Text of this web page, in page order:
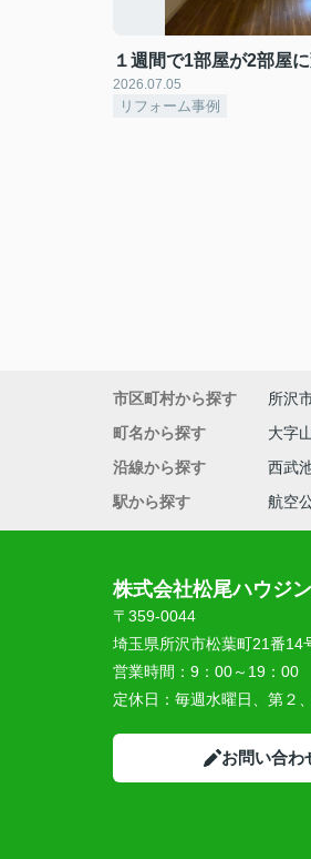
１週間で1部屋が2部屋
2026.07.05
リフォーム事例
市区町村から探す 所沢
町名から探す
大字
沿線から探す
西武
駅から探す
航空
株式会社松尾ハウジ
〒359-0044
埼玉県所沢市松葉町21番14
営業時間： 9：00～19：00
定休日： 毎週水曜日、第２
お問い合わ